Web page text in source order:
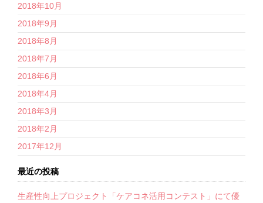
2018年10月
2018年9月
2018年8月
2018年7月
2018年6月
2018年4月
2018年3月
2018年2月
2017年12月
最近の投稿
生産性向上プロジェクト「ケアコネ活用コンテスト」にて優